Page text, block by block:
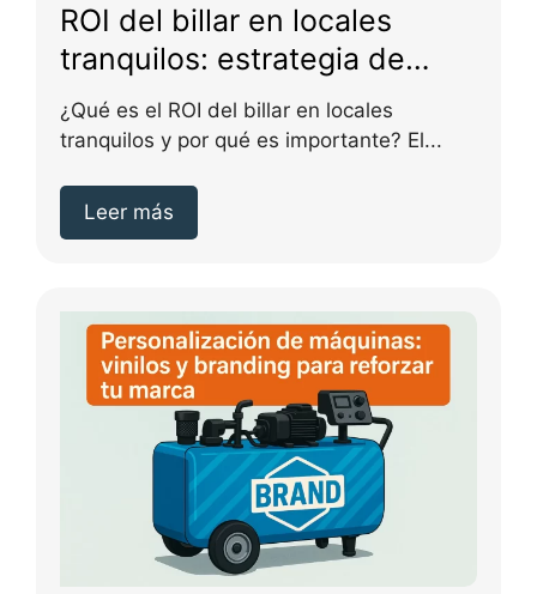
ROI del billar en locales
tranquilos: estrategia de
precios; tiempos y rotación
de mesas
¿Qué es el ROI del billar en locales
tranquilos y por qué es importante? El...
Leer más